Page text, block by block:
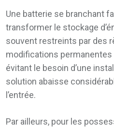
Une batterie se branchant
transformer le stockage
souvent restreints par des
modifications permanentes
évitant le besoin d’une
solution abaisse
l’entrée.
Par ailleurs, pour les